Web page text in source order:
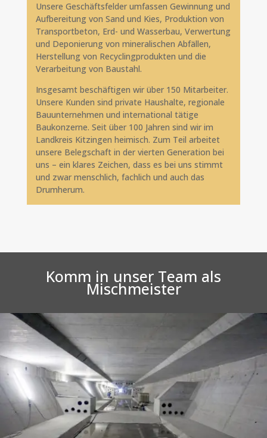
Unsere Geschäftsfelder umfassen Gewinnung und
Aufbereitung von Sand und Kies, Produktion von
Transportbeton, Erd- und Wasserbau, Verwertung
und Deponierung von mineralischen Abfällen,
Herstellung von Recyclingprodukten und die
Verarbeitung von Baustahl.
Insgesamt beschäftigen wir über 150 Mitarbeiter.
Unsere Kunden sind private Haushalte, regionale
Bauunternehmen und international tätige
Baukonzerne. Seit über 100 Jahren sind wir im
Landkreis Kitzingen heimisch. Zum Teil arbeitet
unsere Belegschaft in der vierten Generation bei
uns – ein klares Zeichen, dass es bei uns stimmt
und zwar menschlich, fachlich und auch das
Drumherum.
Komm in unser Team als
Mischmeister